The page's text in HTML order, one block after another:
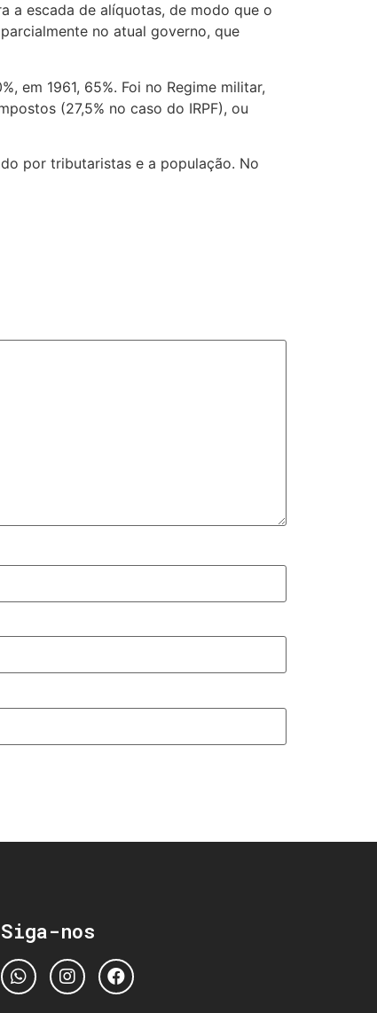
a escada de alíquotas, de modo que o
no atual governo, que
em 1961, 65%. Foi no Regime militar,
(27,5% no caso do IRPF), ou
por tributaristas e a população. No
Siga-nos